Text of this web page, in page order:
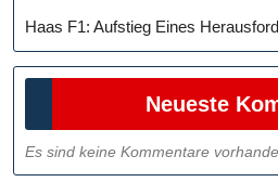
Haas F1: Aufstieg Eines
Neueste
Es sind keine Kommentare